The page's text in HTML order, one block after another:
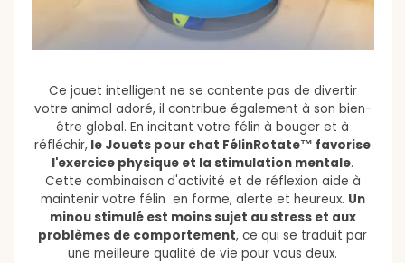
Ce jouet intelligent ne se contente pas de divertir
votre animal adoré, il contribue également à son bien-
être global. En incitant votre félin à bouger et à
réfléchir, le Jouets pour chat FélinRotate™ favorise
l'exercice physique et la stimulation mentale.
Cette combinaison d'activité et de réflexion aide à
maintenir votre félin en forme, alerte et heureux. Un
minou stimulé est moins sujet au stress et aux
problèmes de comportement, ce qui se traduit par
une meilleure qualité de vie pour vous deux.